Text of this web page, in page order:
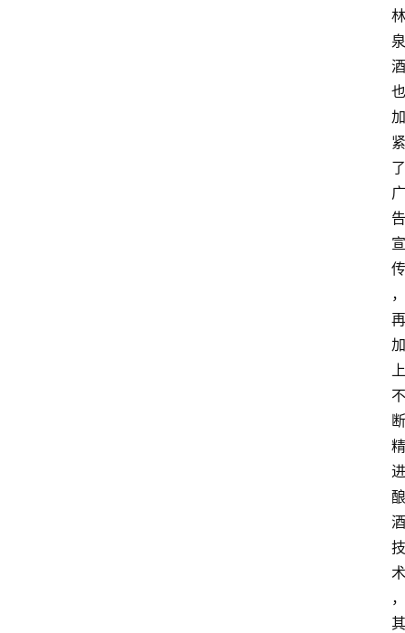
林
泉
酒
也
加
紧
了
广
告
宣
传
，
再
加
上
不
断
精
进
酿
酒
技
术
，
其